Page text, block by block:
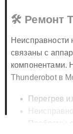
🛠️ Ремонт
Неисправности
связаны с
компонентами.
Thunderobot в
Перегрев
Проблемы